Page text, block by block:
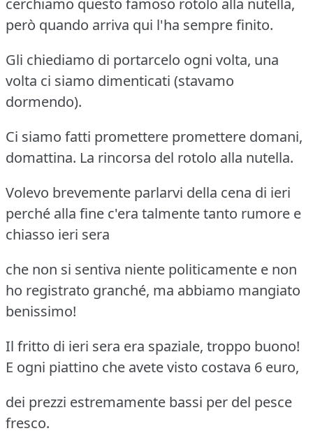
però quando arriva qui l'ha sempre finito.
Gli chiediamo di portarcelo ogni volta, una
volta ci siamo dimenticati (stavamo
dormendo).
Ci siamo fatti promettere promettere domani,
domattina. La rincorsa del rotolo alla nutella.
Volevo brevemente parlarvi della cena di ieri
perché alla fine c'era talmente tanto rumore e
chiasso ieri sera
che non si sentiva niente politicamente e non
ho registrato granché, ma abbiamo mangiato
benissimo!
Il fritto di ieri sera era spaziale, troppo buono!
E ogni piattino che avete visto costava 6 euro,
dei prezzi estremamente bassi per del pesce
fresco.